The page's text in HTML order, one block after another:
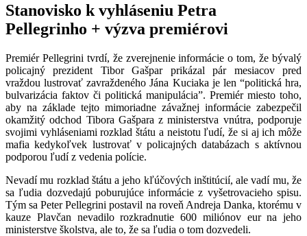
Stanovisko k vyhláseniu Petra
Pellegrinho + výzva premiérovi
Premiér Pellegrini tvrdí, že zverejnenie informácie o tom, že bývalý
policajný prezident Tibor Gašpar prikázal pár mesiacov pred
vraždou lustrovať zavraždeného Jána Kuciaka je len “politická hra,
bulvarizácia faktov či politická manipulácia”. Premiér miesto toho,
aby na základe tejto mimoriadne závažnej informácie zabezpečil
okamžitý odchod Tibora Gašpara z ministerstva vnútra, podporuje
svojimi vyhláseniami rozklad štátu a neistotu ľudí, že si aj ich môže
mafia kedykoľvek lustrovať v policajných databázach s aktívnou
podporou ľudí z vedenia polície.
Nevadí mu rozklad štátu a jeho kľúčových inštitúcií, ale vadí mu, že
sa ľudia dozvedajú poburujúce informácie z vyšetrovacieho spisu.
Tým sa Peter Pellegrini postavil na roveň Andreja Danka, ktorému v
kauze Plavčan nevadilo rozkradnutie 600 miliónov eur na jeho
ministerstve školstva, ale to, že sa ľudia o tom dozvedeli.